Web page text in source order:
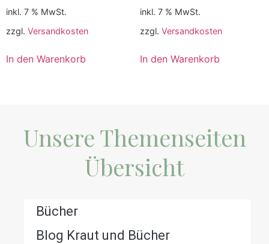
inkl. 7 % MwSt.
zzgl. Versandkosten
In den Warenkorb
inkl. 7 % MwSt.
zzgl. Versandkosten
In den Warenkorb
Unsere Themenseiten
Übersicht
Bücher
Blog Kraut und Bücher